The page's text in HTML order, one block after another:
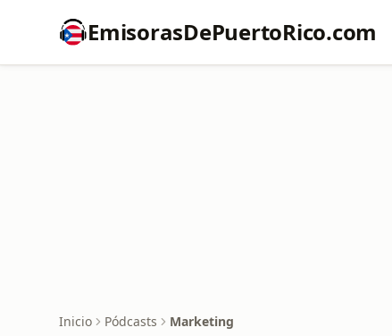
EmisorasDePuertoRico.com
Inicio Pódcasts Marketing